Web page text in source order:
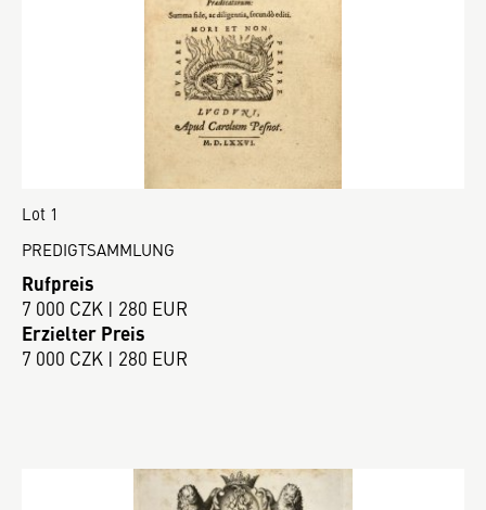
Lot 1
PREDIGTSAMMLUNG
Rufpreis
7 000 CZK | 280 EUR
Erzielter Preis
7 000 CZK | 280 EUR